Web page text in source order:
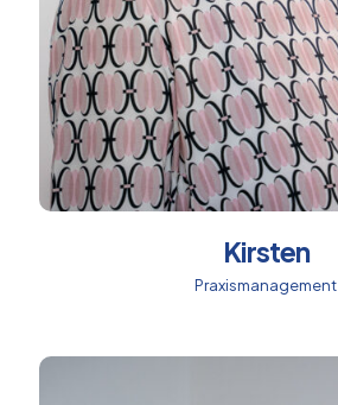
Kirsten
Praxismanagement